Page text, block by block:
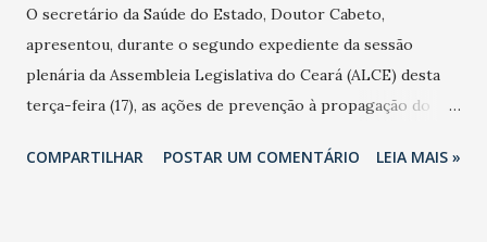
O secretário da Saúde do Estado, Doutor Cabeto,
apresentou, durante o segundo expediente da sessão
plenária da Assembleia Legislativa do Ceará (ALCE) desta
terça-feira (17), as ações de prevenção à propagação do
adotadas pelo Governo do Estado na contenção da
COMPARTILHAR POSTAR UM COMENTÁRIO LEIA MAIS »